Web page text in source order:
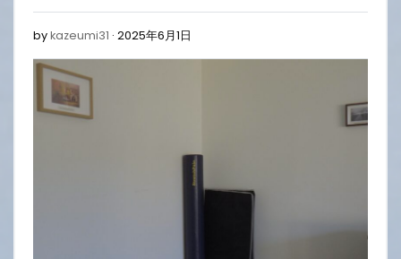
bykazeumi31 2025年6月1日